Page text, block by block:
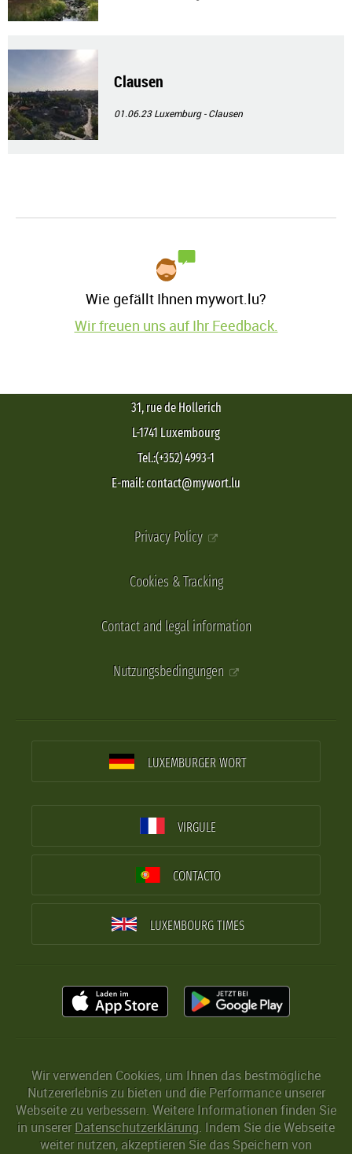
Clausen
01.06.23Luxemburg - Clausen
Wie gefällt Ihnen mywort.lu?
Wir freuen uns auf Ihr Feedback.
31, rue de Hollerich
L-1741 Luxembourg
Tel.:(+352) 4993-1
E-mail: contact@mywort.lu
Privacy Policy
Cookies & Tracking
Contact and legal information
Nutzungsbedingungen
LUXEMBURGER WORT
VIRGULE
CONTACTO
LUXEMBOURG TIMES
Wir verwenden Cookies, um Ihnen das bestmögliche
Nutzererlebnis zu bieten und die Performance unserer
Webseite zu verbessern. Weitere Informationen finden Sie
in unserer Datenschutzerklärung. Indem Sie die Webseite
weiter nutzen, akzeptieren Sie das Speichern von